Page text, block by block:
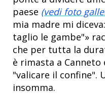
paese (vedi foto
mia madre mi
taglio le gambe"»
che per tutta la
è rimasta a
"valicare il confine".
insomma.